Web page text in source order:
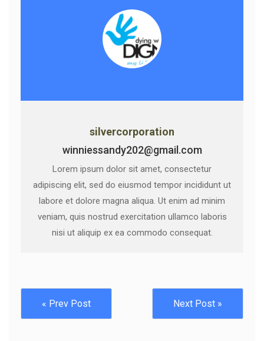
silvercorporation
winniessandy202@gmail.com
Lorem ipsum dolor sit amet, consectetur
adipiscing elit, sed do eiusmod tempor incididunt ut
labore et dolore magna aliqua. Ut enim ad minim
veniam, quis nostrud exercitation ullamco laboris
nisi ut aliquip ex ea commodo consequat.
« Prev Post Next Post »